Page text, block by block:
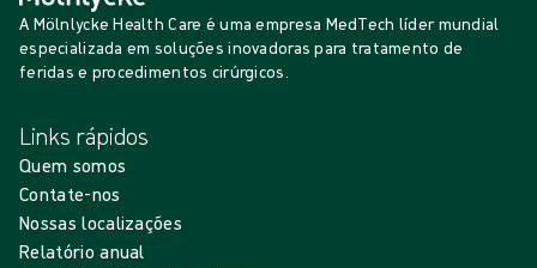
A Mölnlycke Health Care é uma empresa MedTech líder mundial
especializada em soluções inovadoras para tratamento de
feridas e procedimentos cirúrgicos.
Links rápidos
Quem somos
Contate-nos
Nossas localizações
Relatório anual